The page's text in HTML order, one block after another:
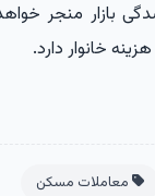
بازار منجر
خانوار دارد.
معاملات مسکن